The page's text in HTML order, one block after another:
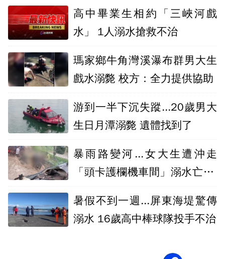
高中畢業生相約「三峽河戲
水」 1人溺水搶救不治
瑪家鄉牛角灣溪瀑布群男大生
戲水溺斃 校方：全力提供協助
游到一半下沉失蹤...20歲男大
生日月潭溺斃 遺體找到了
暴雨路變河...女大生遭沖走
「頭卡護欄機車間」溺水亡 眾
暑假不到一週...屏東海堤驚傳
溺水 16歲高中棒球隊投手不治